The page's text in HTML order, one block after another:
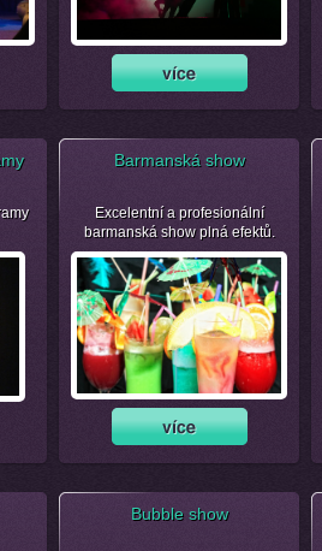
Barmanská show
Excelentní a profesionální
barmanská show plná efektů.
Bubble show